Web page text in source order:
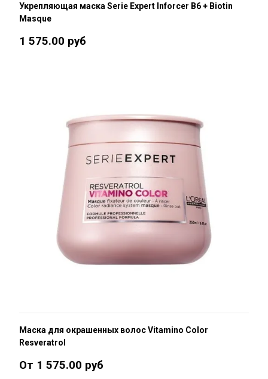
Укрепляющая маска Serie Expert Inforcer B6 + Biotin
Masque
1 575.00 руб
Маска для окрашенных волос Vitamino Color
Resveratrol
От 1 575.00 руб